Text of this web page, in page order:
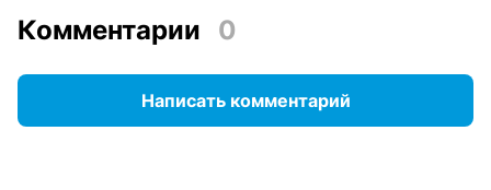
Комментарии 0
Написать комментарий